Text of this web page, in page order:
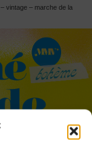
vintage – marche de la